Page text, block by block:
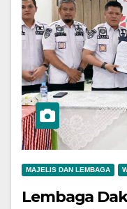
MAJELIS DAN LEMBAGA
Lembaga